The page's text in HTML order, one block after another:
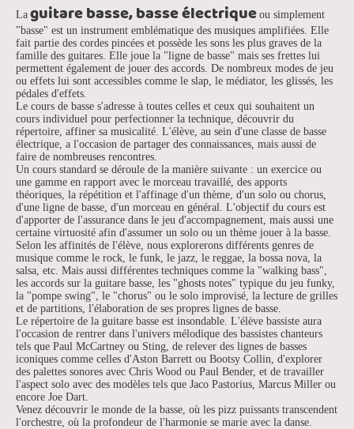
La guitare basse, basse électrique ou simplement
"basse" est un instrument emblématique des musiques amplifiées. Elle
fait partie des cordes pincées et possède les sons les plus graves de la
famille des guitares. Elle joue la "ligne de basse" mais ses frettes lui
permettent également de jouer des accords. De nombreux modes de jeu
ou effets lui sont accessibles comme le slap, le médiator, les glissés, les
pédales d'effets.
Le cours de basse s'adresse à toutes celles et ceux qui souhaitent un
cours individuel pour perfectionner la technique, découvrir du
répertoire, affiner sa musicalité. L'élève, au sein d'une classe de basse
électrique, a l'occasion de partager des connaissances, mais aussi de
faire de nombreuses rencontres.
Un cours standard se déroule de la manière suivante : un exercice ou
une gamme en rapport avec le morceau travaillé, des apports
théoriques, la répétition et l'affinage d'un thème, d'un solo ou chorus,
d'une ligne de basse, d'un morceau en général. L'objectif du cours est
d'apporter de l'assurance dans le jeu d'accompagnement, mais aussi une
certaine virtuosité afin d'assumer un solo ou un thème jouer à la basse.
Selon les affinités de l'élève, nous explorerons différents genres de
musique comme le rock, le funk, le jazz, le reggae, la bossa nova, la
salsa, etc. Mais aussi différentes techniques comme la "walking bass",
les accords sur la guitare basse, les "ghosts notes" typique du jeu funky,
la "pompe swing", le "chorus" ou le solo improvisé, la lecture de grilles
et de partitions, l'élaboration de ses propres lignes de basse.
Le répertoire de la guitare basse est insondable. L'élève bassiste aura
l'occasion de rentrer dans l'univers mélodique des bassistes chanteurs
tels que Paul McCartney ou Sting, de relever des lignes de basses
iconiques comme celles d'Aston Barrett ou Bootsy Collin, d'explorer
des palettes sonores avec Chris Wood ou Paul Bender, et de travailler
l'aspect solo avec des modèles tels que Jaco Pastorius, Marcus Miller ou
encore Joe Dart.
Venez découvrir le monde de la basse, où les pizz puissants transcendent
l'orchestre, où la profondeur de l'harmonie se marie avec la danse.